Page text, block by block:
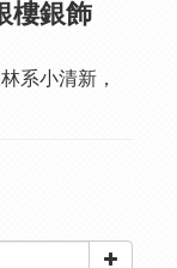
樓銀飾
系小清新，